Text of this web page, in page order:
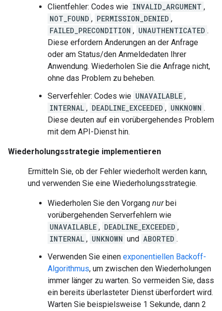
Clientfehler: Codes wie INVALID_ARGUMENT ,
NOT_FOUND , PERMISSION_DENIED ,
FAILED_PRECONDITION , UNAUTHENTICATED .
Diese erfordern Änderungen an der Anfrage
oder am Status/den Anmeldedaten Ihrer
Anwendung. Wiederholen Sie die Anfrage nicht,
ohne das Problem zu beheben.
Serverfehler: Codes wie UNAVAILABLE ,
INTERNAL , DEADLINE_EXCEEDED , UNKNOWN .
Diese deuten auf ein vorübergehendes Problem
mit dem API-Dienst hin.
Wiederholungsstrategie implementieren
Ermitteln Sie, ob der Fehler wiederholt werden kann,
und verwenden Sie eine Wiederholungsstrategie.
Wiederholen Sie den Vorgang nurbei
vorübergehenden Serverfehlern wie
UNAVAILABLE , DEADLINE_EXCEEDED ,
INTERNAL , UNKNOWN und ABORTED .
Verwenden Sie einen exponentiellen Backoff-
Algorithmus, um zwischen den Wiederholungen
immer länger zu warten. So vermeiden Sie, dass
ein bereits überlasteter Dienst überfordert wird.
Warten Sie beispielsweise 1 Sekunde, dann 2